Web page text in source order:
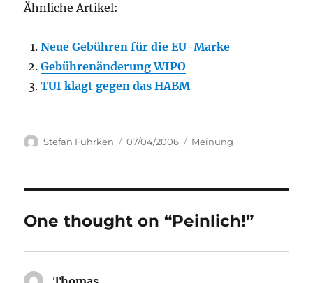
Ähnliche Artikel:
Neue Gebühren für die EU-Marke
Gebührenänderung WIPO
TUI klagt gegen das HABM
Author
Stefan Fuhrken
Posted
07/04/2006 Categories
Meinung
One thought on “Peinlich!”